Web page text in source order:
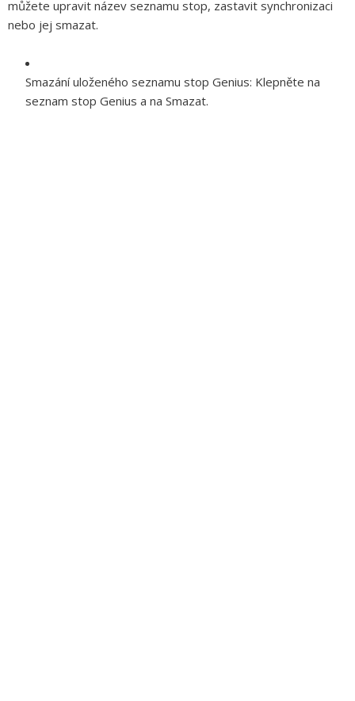
můžete upravit název seznamu stop, zastavit synchronizaci
nebo jej smazat.
Smazání uloženého seznamu stop Genius: Klepněte na
seznam stop Genius a na Smazat.